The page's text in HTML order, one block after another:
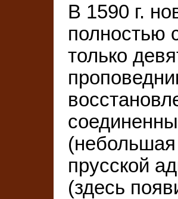
В 1590 г.
полностью
только
(небольшая
прусской
(здесь